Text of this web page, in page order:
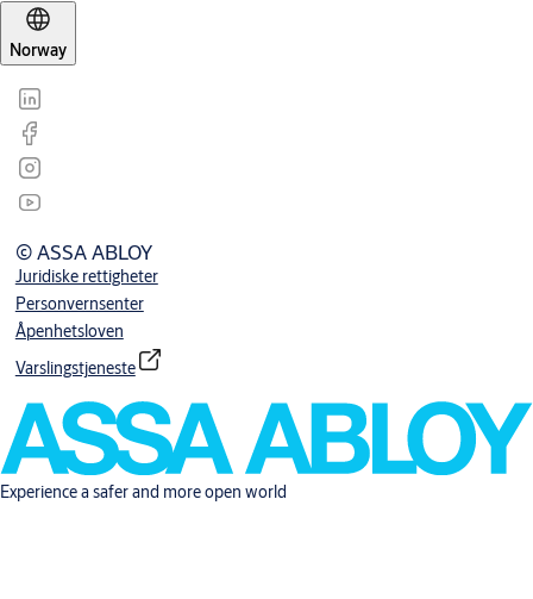
Norway
© ASSA ABLOY
Juridiske rettigheter
Personvernsenter
Åpenhetsloven
Varslingstjeneste
Experience a safer and more open world